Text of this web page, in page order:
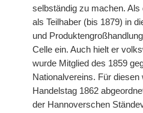
selbständig zu machen.
als Teilhaber (bis 1879) in
und
Celle ein. Auch hielt er
wurde Mitglied des 1859
Nationalvereins. Für
Handelstag 1862
der Hannoverschen